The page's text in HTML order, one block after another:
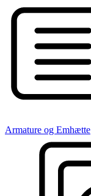
Armature og Emhætte